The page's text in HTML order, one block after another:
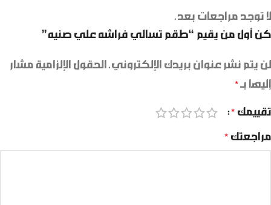
لا توجد مراجعات بعد.
كن أول من يقيم “طقم تسالي فراشه علي صنيه”
لن يتم نشر عنوان بريدك الإلكتروني. الحقول الإلزامية مشار
إليها بـ *
تقييمك *
مراجعتك *